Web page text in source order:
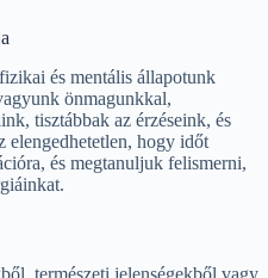
és mentális állapotunk
önmagunkkal,
tisztábbak az érzéseink, és
elengedhetetlen, hogy időt
és megtanuljuk felismerni,
természeti jelenségekből vagy